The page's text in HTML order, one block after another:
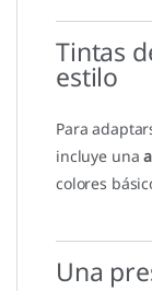
Tintas
estilo
Para
incluye una
colores
Una